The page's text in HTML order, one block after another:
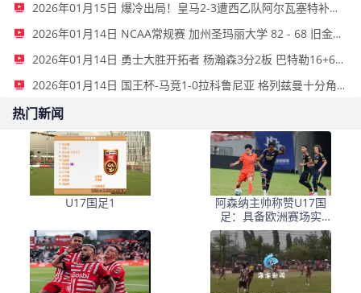
2026年01月15日 爆冷出局！皇马2-3遭西乙队阿尔瓦塞特补时绝杀 无缘国王杯8强
2026年01月14日 NCAA常规赛 加州圣玛丽大学 82 - 68 旧金山大学 全场集锦
2026年01月14日 勇士大胜开拓者 杨瀚森3分2板 巴特勒16+6+5 库里9中2送11助
2026年01月14日 国王杯-马竞1-0拉科鲁尼亚 格列兹曼十分角任意球破门+远射中横梁
热门新闻
U17国足1
阿森纳主帅称赞U17国
足：具备欧洲赛场实
力，两位球员特别突出